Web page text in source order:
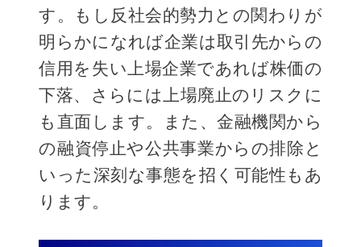
す。もし反社会的勢力との関わりが
明らかになれば企業は取引先からの
信用を失い上場企業であれば株価の
下落、さらには上場廃止のリスクに
も直面します。また、金融機関から
の融資停止や公共事業からの排除と
いった深刻な事態を招く可能性もあ
ります。